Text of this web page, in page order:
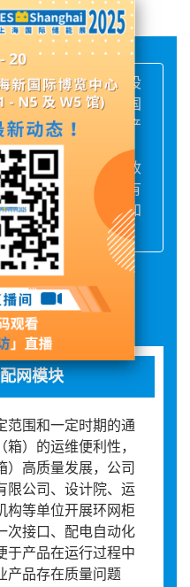
技术、先进的加工设
备为基础，占领了国
的制高点，并掌握产
了小型化、智能化、
善的企业管理不仅收
沉淀出福祥瑞特具有
际化大型高压电力知
装备做出新贡献。
情
网模块
范围和一定时期的通
）的运维便利性，
）高质量发展，公司
限公司、设计院、运
构等单位开展环网柜
次接口、配电自动化
于产品在运行过程中
产品存在质量问题